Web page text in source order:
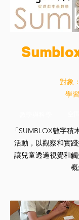
對象
學
「SUMBLOX數字
活動，以觀察和實
讓兒童透過視覺和
概